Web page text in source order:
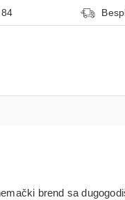
brend sa